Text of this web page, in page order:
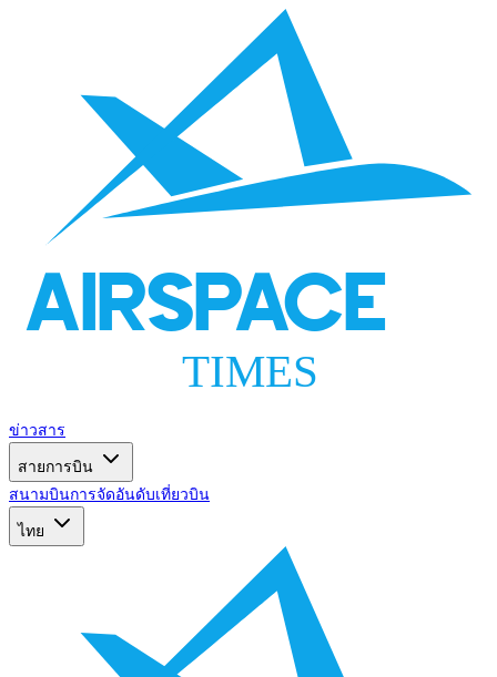
AIRSPACE
TIMES
ข่าวสาร
สายการบิน
สนามบินการจัดอันดับเที่ยวบิน
ไทย